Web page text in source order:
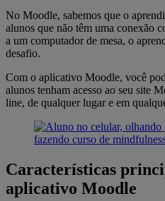
No Moodle, sabemos que o
alunos que não têm uma conexão
a um computador de mesa, o
desafio.
Com o aplicativo Moodle, você
alunos tenham acesso ao seu site
line, de qualquer lugar e em
Características
aplicativo Moodle